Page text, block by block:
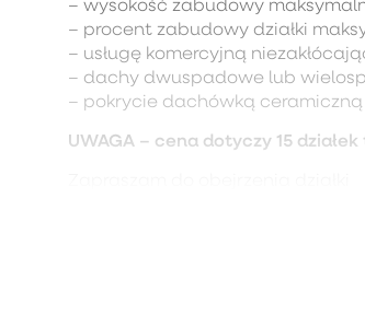
– procent zabudowy działki
– usługę komercyjną
– dachy dwuspadowe lub
– pokrycie dachówką
UWAGA – cena dotyczy 15